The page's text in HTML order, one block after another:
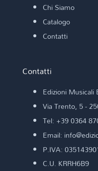
Chi Siamo
Catalogo
Contatti
Contatti
Edizioni Musicali
Via Trento, 5 -
Tel: +39 0364
Email:
P.IVA:
C.U. KRRH6B9